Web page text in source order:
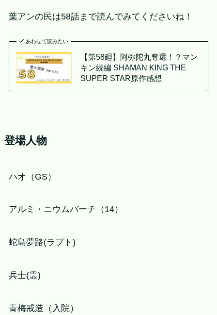
葉アンの民は58話まで読んでみてくださいね！
あわせて読みたい
【第58廻】阿弥陀丸奪還！？マン
キン続編 SHAMAN KING THE
SUPER STAR原作感想
登場人物
ハオ（GS）
アルミ・ニウムバーチ（14）
蛇島夢路(ラプト)
兵士(霊)
青梅戒造（入院）